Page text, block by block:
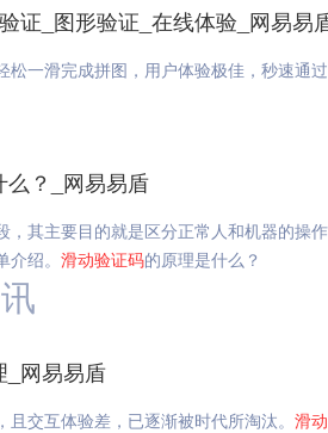
验证_图形验证_在线体验_网易易
松一滑完成拼图，用户体验极佳，秒速通
么？_网易易盾
，其主要目的就是区分正常人和机器的操
绍。 滑动验证码的原理是什么？
_网易易盾
且交互体验差，已逐渐被时代所淘汰。 滑动